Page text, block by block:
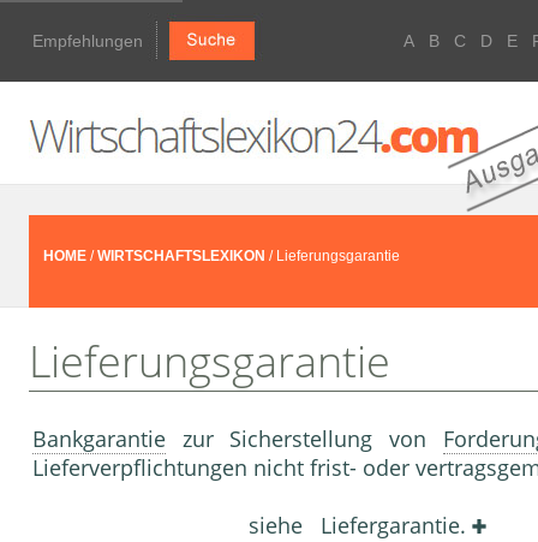
Empfehlungen A B C D E
HOME /WIRTSCHAFTSLEXIKON / Lieferungsgarantie
Lieferungsgarantie
Bankgarantie zur Sicherstellung von
Lieferverpflichtungen nicht frist- oder
siehe Liefergarantie.